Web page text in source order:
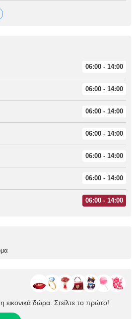
06:00 - 14:00
06:00 - 14:00
06:00 - 14:00
06:00 - 14:00
06:00 - 14:00
06:00 - 14:00
06:00 - 14:00
εικονικά δώρα. Στείλτε το πρώτο!